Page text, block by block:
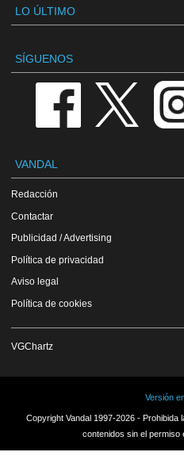
LO ÚLTIMO
SÍGUENOS
VANDAL
Redacción
Contactar
Publicidad / Advertising
Política de privacidad
Aviso legal
Política de cookies
VGChartz
Versión
Copyright Vandal 1997-2026 -
contenidos sin el permiso